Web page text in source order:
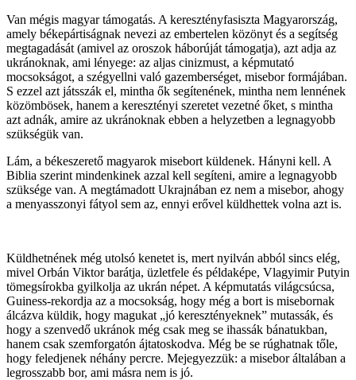
Van mégis magyar támogatás. A keresztényfasiszta Magyarország,
amely békepártiságnak nevezi az embertelen közönyt és a segítség
megtagadását (amivel az oroszok háborúját támogatja), azt adja az
ukránoknak, ami lényege: az aljas cinizmust, a képmutató
mocsokságot, a szégyellni való gazemberséget, misebor formájában.
S ezzel azt játsszák el, mintha ők segítenének, mintha nem lennének
közömbösek, hanem a keresztényi szeretet vezetné őket, s mintha
azt adnák, amire az ukránoknak ebben a helyzetben a legnagyobb
szükségük van.
Lám, a békeszerető magyarok misebort küldenek. Hányni kell. A
Biblia szerint mindenkinek azzal kell segíteni, amire a legnagyobb
szüksége van. A megtámadott Ukrajnában ez nem a misebor, ahogy
a menyasszonyi fátyol sem az, ennyi erővel küldhettek volna azt is.
Küldhetnének még utolsó kenetet is, mert nyilván abból sincs elég,
mivel Orbán Viktor barátja, üzletfele és példaképe, Vlagyimir Putyin
tömegsírokba gyilkolja az ukrán népet. A képmutatás világcsúcsa,
Guiness-rekordja az a mocsokság, hogy még a bort is misebornak
álcázva küldik, hogy magukat „jó keresztényeknek” mutassák, és
hogy a szenvedő ukránok még csak meg se ihassák bánatukban,
hanem csak szemforgatón ájtatoskodva. Még be se rúghatnak tőle,
hogy feledjenek néhány percre. Mejegyezzük: a misebor általában a
legrosszabb bor, ami másra nem is jó.